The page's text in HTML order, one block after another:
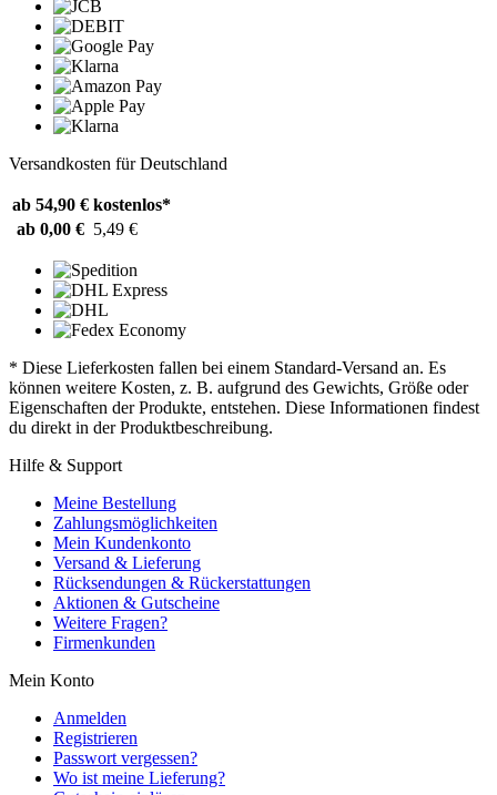
Versandkosten für Deutschland
ab 54,90 € kostenlos*
ab 0,00 € 5,49 €
* Diese Lieferkosten fallen bei einem Standard-Versand an. Es
können weitere Kosten, z. B. aufgrund des Gewichts, Größe oder
Eigenschaften der Produkte, entstehen. Diese Informationen findest
du direkt in der Produktbeschreibung.
Hilfe & Support
Meine Bestellung
Zahlungsmöglichkeiten
Mein Kundenkonto
Versand & Lieferung
Rücksendungen & Rückerstattungen
Aktionen & Gutscheine
Weitere Fragen?
Firmenkunden
Mein Konto
Anmelden
Registrieren
Passwort vergessen?
Wo ist meine Lieferung?